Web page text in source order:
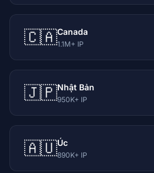
🇨🇦Canada
1.1M+ IP
🇯🇵Nhật Bản
950K+ IP
🇦🇺Úc
890K+ IP